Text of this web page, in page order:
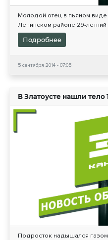
Молодой отец в пьяном
Ленинском районе 29-летний
Подробнее
5 сентября 2014 - 07:05
В Златоусте нашли
Подросток надышался